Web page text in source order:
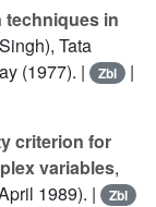
techniques in
Tata
(1977). |
Zbl |
criterion for
variables,
1989). | Zbl